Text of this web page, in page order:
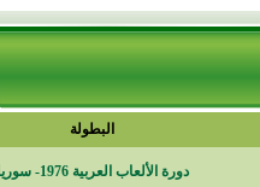
البطولة
دورة الألعاب العربية 1976- سوريا